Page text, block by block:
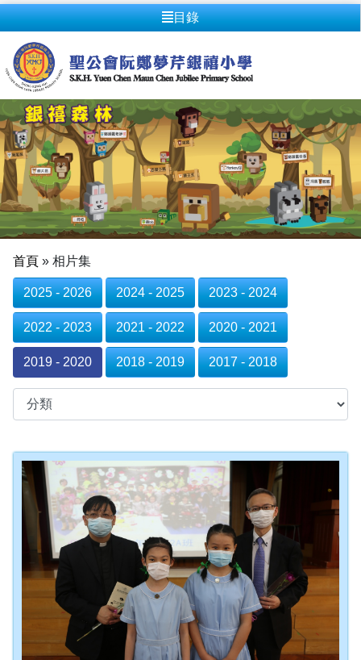
目錄
首頁 » 相片集
2025 - 2026 2024 - 2025 2023 - 2024
2022 - 2023 2021 - 2022 2020 - 2021
2019 - 2020 2018 - 2019 2017 - 2018